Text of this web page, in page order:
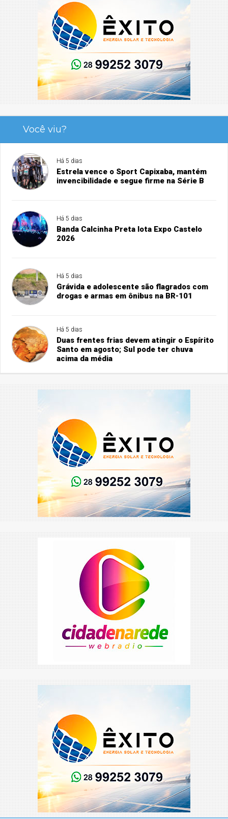
Você viu?
Há 5 dias
Estrela vence o Sport Capixaba, mantém
invencibilidade e segue firme na Série B
Há 5 dias
Banda Calcinha Preta lota Expo Castelo
2026
Há 5 dias
Grávida e adolescente são flagrados com
drogas e armas em ônibus na BR-101
Há 5 dias
Duas frentes frias devem atingir o Espírito
Santo em agosto; Sul pode ter chuva
acima da média